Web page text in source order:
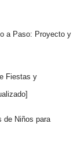
a Paso: Proyecto y
Fiestas y
de Niños para